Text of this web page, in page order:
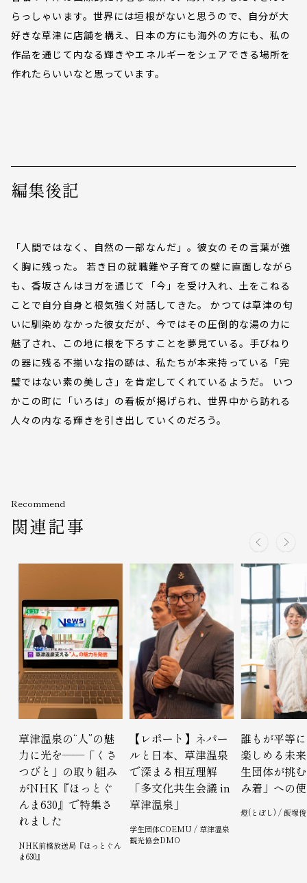
らっしゃいます。世界には垣根がないと思うので、自分が大
好きな草津に店舗を構え、日本の方にも海外の方にも、私の
作品を通じて内なる輝きやエネルギーをシェアできる場所を
作れたらいいなと思っています。
編集後記
「人間ではなく、自然の一部なんだ」。彼女のその言葉が強
く胸に残った。 若き日の就職難や子育ての壁に直面しながら
も、香坂さんはヨガを通じて「今」を受け入れ、土をこねる
ことで自分自身と根気強く対話してきた。 かつては草津の匂
いに馴染めなかった彼女だが、今ではその圧倒的な湯の力に
魅了され、この地に根を下ろすことを夢見ている。手びねり
の器に残る不揃いな指の跡は、私たちが本来持っている「完
璧ではない素の美しさ」を肯定してくれているようだ。 いつ
かこの町に「いろは」の看板が掲げられ、世界中から訪れる
人々の内なる輝きを引き出していくのだろう。
Recommend
関連記事
草津温泉の“人”の魅
力に光を——「くさ
つびと」の取り組み
がNHK『ほっとぐ
んま630』で特集さ
れました
NHK前橋放送局『ほっとぐん
ま630』
【レポート】ネパー
ルと日本、草津温泉
で深まる相互理解
「多文化共生会議 in
草津温泉」
学生団体COEMU / 草津温泉
観光協会DMO
誰もが平等
楽しめる未
生団体が挑
み着」への
燈(とぼし) / 飯塚